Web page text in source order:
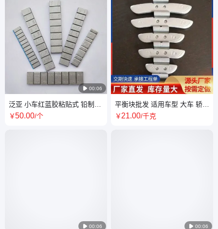
 00:06
泛亚 小车红蓝胶粘贴式 铅制轮
胎贴片平衡块 表面镀锌
￥50.00/个
 00:06
平衡块批发 适用车型 大车 轿
轮胎保养附件配重块 规格多样
￥21.00/千克
 00:06